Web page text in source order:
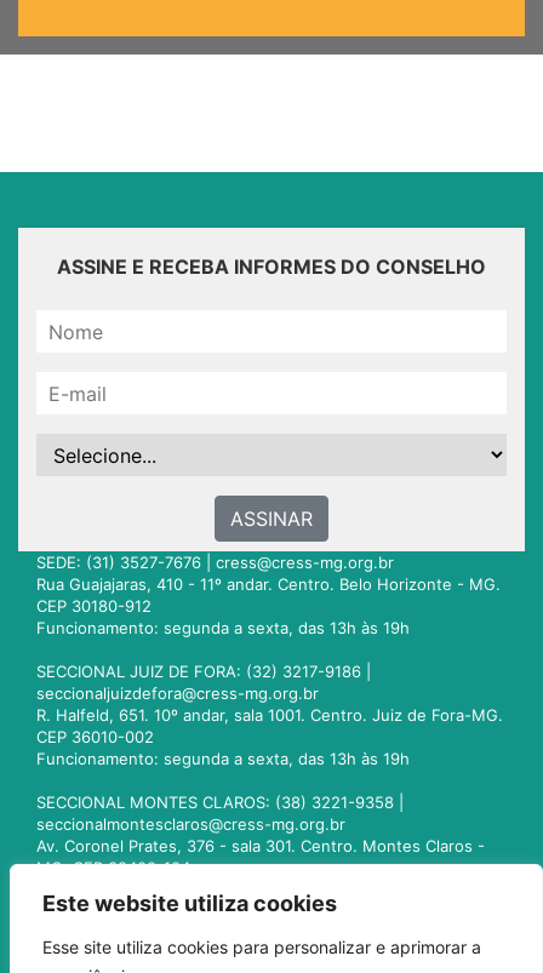
Este website utiliza cookies
Esse site utiliza cookies para personalizar e aprimorar a
ASSINE E RECEBA INFORMES DO CONSELHO
ASSINAR
SEDE: (31) 3527-7676 | cress@cress-mg.org.br
Rua Guajajaras, 410 - 11º andar. Centro. Belo Horizonte - MG.
CEP 30180-912
Funcionamento: segunda a sexta, das 13h às 19h
SECCIONAL JUIZ DE FORA: (32) 3217-9186 |
seccionaljuizdefora@cress-mg.org.br
R. Halfeld, 651. 10º andar, sala 1001. Centro. Juiz de Fora-MG.
CEP 36010-002
Funcionamento: segunda a sexta, das 13h às 19h
SECCIONAL MONTES CLAROS: (38) 3221-9358 |
seccionalmontesclaros@cress-mg.org.br
Av. Coronel Prates, 376 - sala 301. Centro. Montes Claros -
MG. CEP 39400-104
seccionaluberlandia@cress-mg.org.br